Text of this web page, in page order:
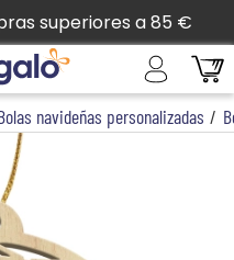
superiores a 85 €
navideñas personalizadas /